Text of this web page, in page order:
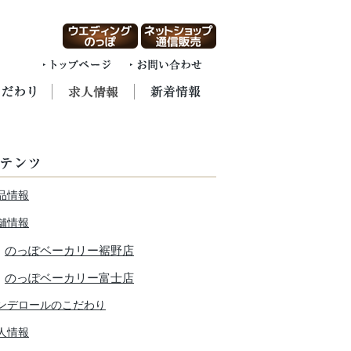
情報
情報
のっぽベーカリー裾野店
のっぽベーカリー富士店
デロールのこだわり
情報